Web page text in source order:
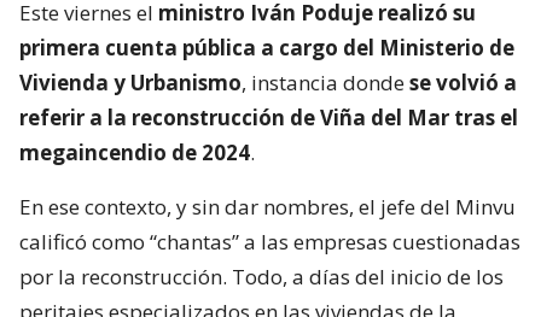
Este viernes el ministro Iván Poduje realizó su
primera cuenta pública a cargo del Ministerio de
Vivienda y Urbanismo, instancia dondese volvió a
referir a la reconstrucción de Viña del Mar tras el
megaincendio de 2024.
En ese contexto, y sin dar nombres, el jefe del Minvu
calificó como “chantas” a las empresas cuestionadas
por la reconstrucción. Todo, a días del inicio de los